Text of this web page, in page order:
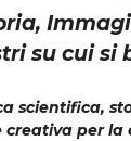
su cui si
scientifica,
per la